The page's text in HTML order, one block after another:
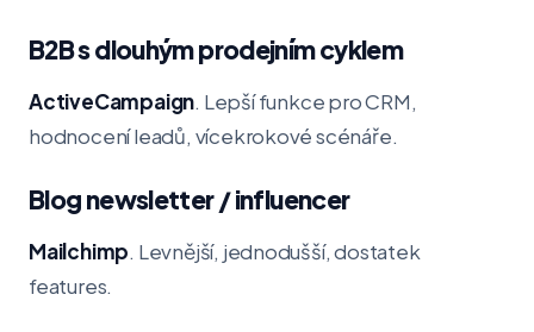
B2B s dlouhým prodejním cyklem
ActiveCampaign. Lepší funkce pro CRM,
hodnocení leadů, vícekrokové scénáře.
Blog newsletter / influencer
Mailchimp. Levnější, jednodušší, dostatek
features.